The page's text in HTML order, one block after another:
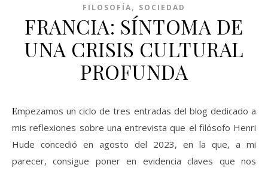
FILOSOFÍA, SOCIEDAD
FRANCIA: SÍNTOMA DE
UNA CRISIS CULTURAL
PROFUNDA
Empezamos un ciclo de tres entradas del blog dedicado a
mis reflexiones sobre una entrevista que el filósofo Henri
Hude concedió en agosto del 2023, en la que, a mi
parecer, consigue poner en evidencia claves que nos